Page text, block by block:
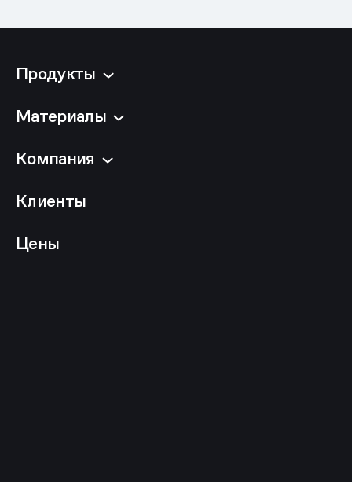
Продукты
Материалы
Компания
Клиенты
Цены